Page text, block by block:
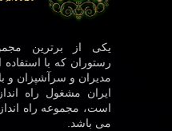
یکی از برترین
رستوران که با استفاده
مدیران و سرآشپزان و
ایران مشغول راه
است، مجموعه راه
می باشد.